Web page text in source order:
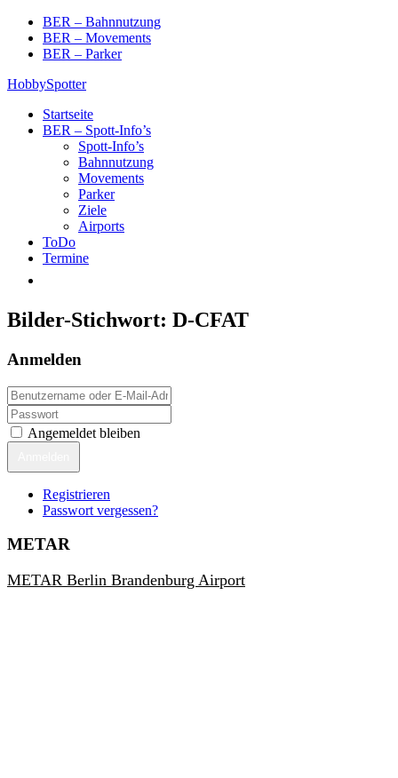
Skip
content
BER – Bahnnutzung
BER – Movements
BER – Parker
HobbySpotter
Startseite
BER – Spott-Info’s
Spott-Info’s
Bahnnutzung
Movements
Parker
Ziele
Airports
ToDo
Termine
Bilder-Stichwort: D-CFAT
Anmelden
Angemeldet bleiben
Registrieren
Passwort vergessen?
METAR
METAR Berlin Brandenburg Airport